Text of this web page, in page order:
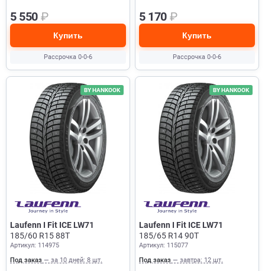
5 550 ₽
Купить
Рассрочка 0-0-6
5 170 ₽
Купить
Рассрочка 0-0-6
BY HANKOOK
Laufenn I Fit ICE LW71
185/60 R15 88T
Артикул: 114975
Под заказ — за 10 дней: 8 шт.
BY HANKOOK
Laufenn I Fit ICE LW71
185/65 R14 90T
Артикул: 115077
Под заказ — завтра: 12 шт.